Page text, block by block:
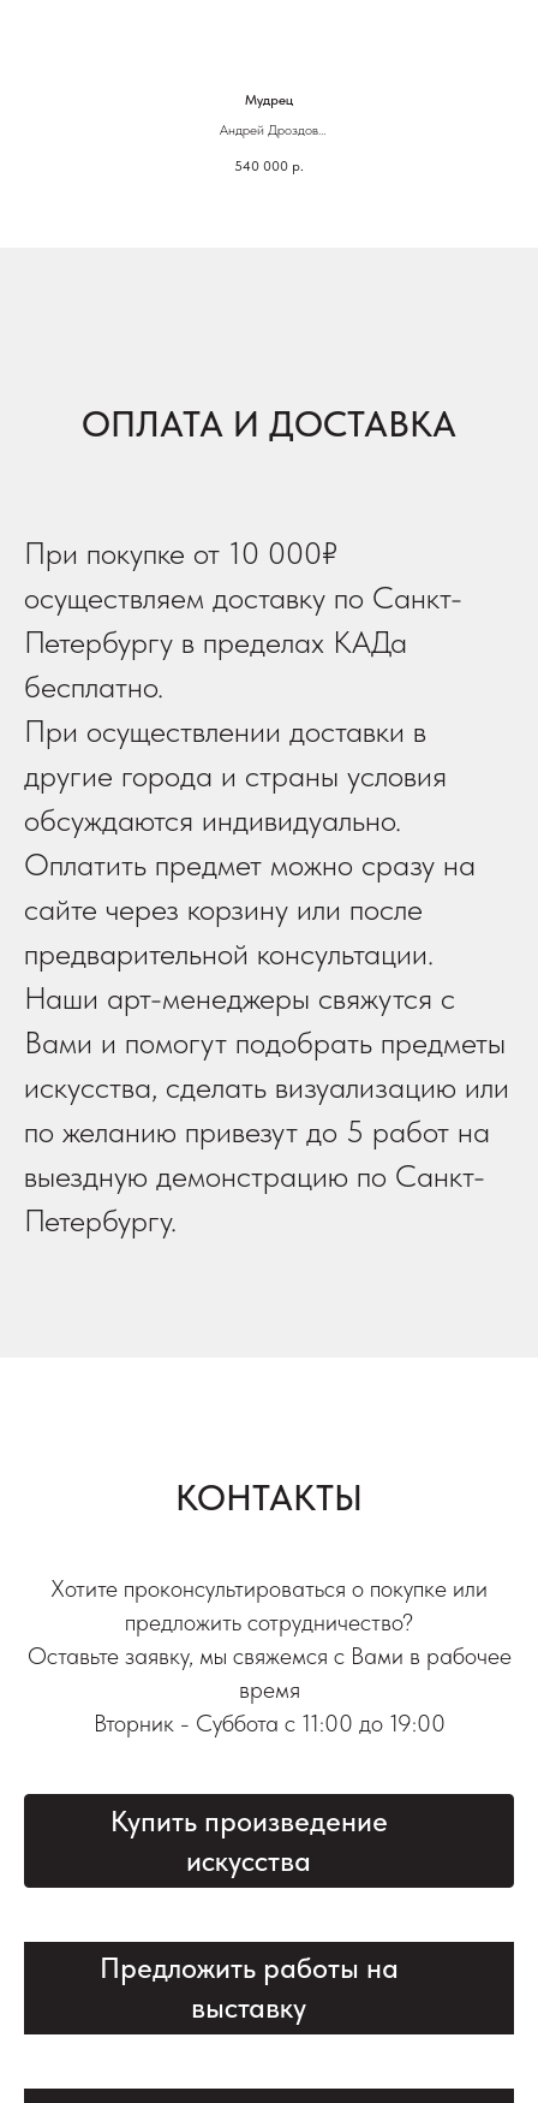
Мудрец
Андрей Дроздов
26 х 28,5
540 000 р.
ОПЛАТА И ДОСТАВКА
При покупке от 10 000₽
осуществляем доставку по Санкт-
Петербургу в пределах КАДа
бесплатно.
При осуществлении доставки в
другие города и страны условия
обсуждаются индивидуально.
Оплатить предмет можно сразу на
сайте через корзину или после
предварительной консультации.
Наши арт-менеджеры свяжутся с
Вами и помогут подобрать предметы
искусства, сделать визуализацию или
по желанию привезут до 5 работ на
выездную демонстрацию по Санкт-
Петербургу.
КОНТАКТЫ
Хотите проконсультироваться о покупке или
предложить сотрудничество?
Оставьте заявку, мы свяжемся с Вами в рабочее
время
Вторник - Суббота с 11:00 до 19:00
Купить произведение
искусства
Предложить работы на
выставку